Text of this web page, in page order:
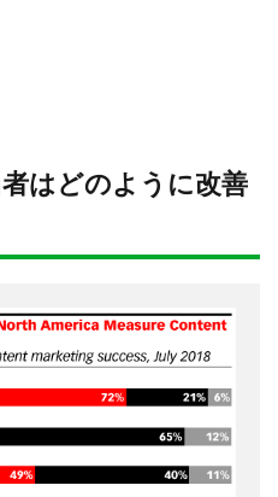
はどのように改善